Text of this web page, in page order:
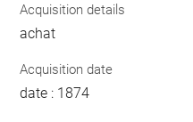
Acquisition details
achat
Acquisition date
date : 1874